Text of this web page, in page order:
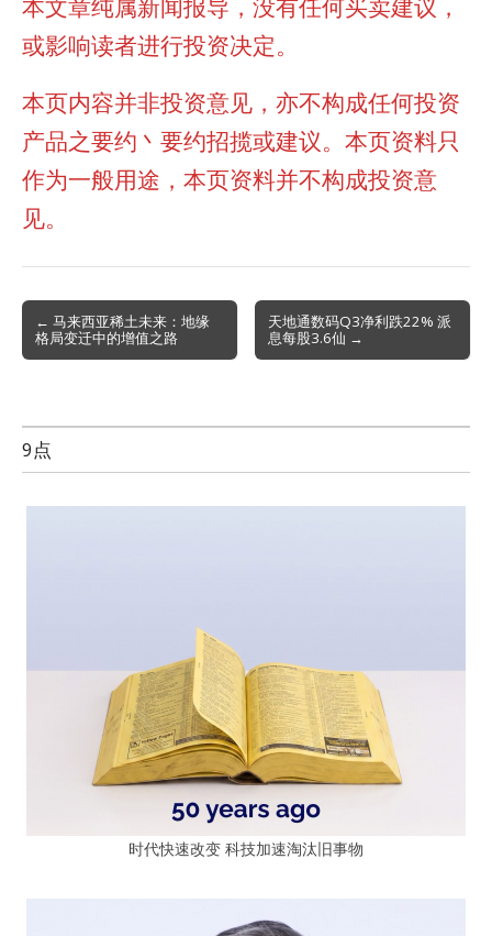
本文章纯属新闻报导，没有任何买卖建议，
或影响读者进行投资决定。
本页内容并非投资意见，亦不构成任何投资
产品之要约丶要约招揽或建议。本页资料只
作为一般用途，本页资料并不构成投资意
见。
Post
navigation
← 马来西亚稀土未来：地缘
格局变迁中的增值之路
天地通数码Q3净利跌22% 派
息每股3.6仙 →
9点
时代快速改变 科技加速淘汰旧事物